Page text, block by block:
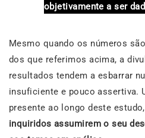
objetivamente a ser
Mesmo quando os números
dos que referimos acima, a
resultados tendem a esbarrar
insuficiente e pouco assertiva.
presente ao longo deste
inquiridos assumirem o seu